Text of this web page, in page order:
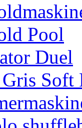
Pool
Duel
Soft